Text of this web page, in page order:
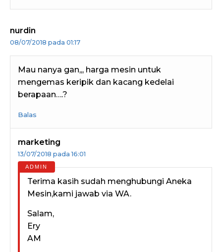
nurdin
08/07/2018 pada 01:17
Mau nanya gan,,, harga mesin untuk
mengemas keripik dan kacang kedelai
berapaan….?
Balas
marketing
13/07/2018 pada 16:01
Terima kasih sudah menghubungi Aneka
Mesin,kami jawab via WA.
Salam,
Ery
AM